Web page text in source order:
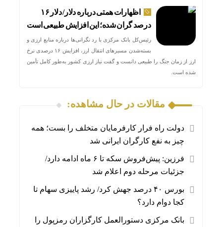
اظهارات همتی درباره دلار/ دلار ۱۶
درصد گران شده؛ این افزایش طبیعی است
رئیس‌کل بانک مرکزی با رد نگرانی‌ها درباره منابع ارزی و
بسته‌شدن مسیرهای انتقال ارز، افزایش ۱۶ درصدی نرخ
ارز از زمان جنگ را طبیعی دانست و گفت نیاز ارزی کشور به‌طور کامل تأمین
شده است.
مقالات در حال مشاهده:
دولت راه فرار کارفرمایان متخلف را بست؛ همه
چیز به نفع کارگران ایرانی شد
فرزین: پیش‌فروش سکه تا ۶ ماه ادامه دارد/
جزئیات مرحله دوم اعلام شد
بورس ۴۰ درصد جهش کرد/ رشد پاییزی سهام تا
کجا دوام دارد؟
بانک مرکزی دستورالعمل کارگزاران رمزپول را